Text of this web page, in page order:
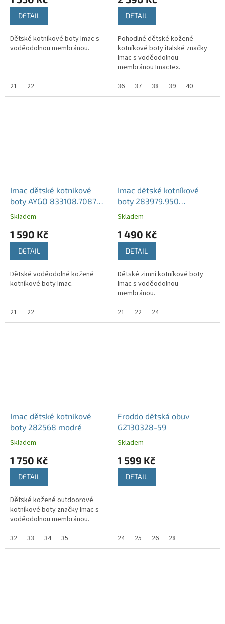
DETAIL
Dětské kotníkové boty Imac s
voděodolnou membránou.
21 22
DETAIL
Pohodlné dětské kožené
kotníkové boty italské značky
Imac s voděodolnou
membránou Imactex.
36
37 38 39 40
Imac dětské kotníkové
boty AYGO 833108.7087
Grey/Yellow
Skladem
1 590 Kč
DETAIL
Dětské voděodolné kožené
kotníkové boty Imac.
21 22
Imac dětské kotníkové
boty 283979.950
Blu/Giallo
Skladem
1 490 Kč
DETAIL
Dětské zimní kotníkové boty
Imac s voděodolnou
membránou.
21
22 24
Imac dětské kotníkové
boty 282568 modré
Skladem
1 750 Kč
DETAIL
Dětské kožené outdoorové
kotníkové boty značky Imac s
voděodolnou membránou.
32
33 34 35
Froddo dětská obuv
G2130328-59
Skladem
1 599 Kč
DETAIL
24 25 26 28